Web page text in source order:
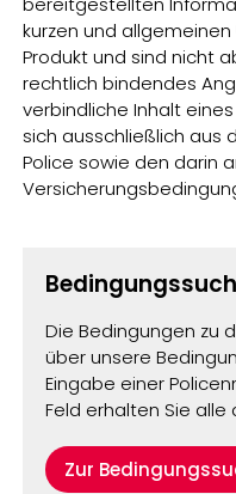
kurzen und
Produkt und sind nicht
rechtlich bindendes
verbindliche Inhalt
sich ausschließlich aus
Police sowie den darin
Die Bedingungen zu
über unsere
Eingabe einer
Feld erhalten Sie
Zur